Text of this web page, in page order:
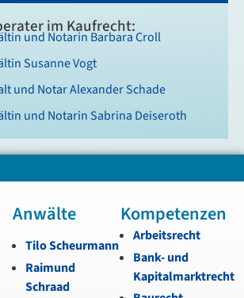
im Kaufrecht:
und Notarin Barbara Croll
Susanne Vogt
und Notar Alexander Schade
und Notarin Sabrina Deiseroth
Anwälte
Tilo Scheurmann
Raimund
Schraad
Kompetenzen
Arbeitsrecht
Bank- und
Kapitalmarktrecht